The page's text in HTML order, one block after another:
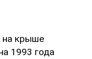
на крыше
1993 года